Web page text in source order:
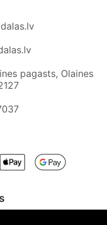
pagasts, Olaines